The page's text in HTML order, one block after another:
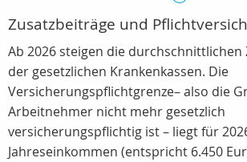
Zusatzbeiträge und
Ab 2026 steigen die durchschnittlichen
der gesetzlichen Krankenkassen. Die
Versicherungspflichtgrenze– also die
Arbeitnehmer nicht mehr gesetzlich
versicherungspflichtig ist – liegt für
Jahreseinkommen (entspricht 6.450